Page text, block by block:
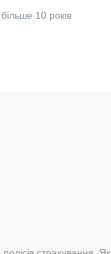
більше 10 років